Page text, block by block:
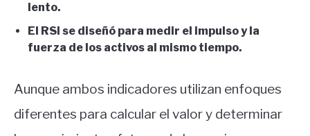
lento.
El RSI se diseñó para medir el impulso y la
fuerza de los activos al mismo tiempo.
Aunque ambos indicadores utilizan enfoques
diferentes para calcular el valor y determinar